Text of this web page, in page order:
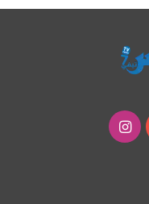
‫YouTubeانستقرام